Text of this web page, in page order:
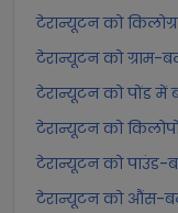
टेरान्यूटन को
टेरान्यूटन को
टेरान्यूटन को पोंड में
टेरान्यूटन को
टेरान्यूटन को
टेरान्यूटन को औंस-